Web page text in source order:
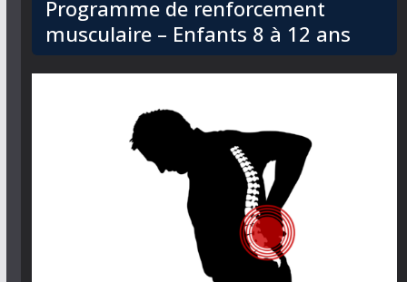
Programme de renforcement
musculaire – Enfants 8 à 12 ans